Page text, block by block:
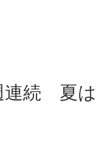
連続 夏は